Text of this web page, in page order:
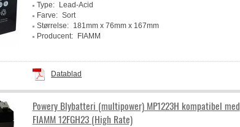
Type:
Lead-Acid
Farve: Sort
Størrelse:
181mm x 76mm x 167mm
Producent:
FIAMM
Datablad
Powery Blybatteri (multipower) MP1223H kompatibel med
FIAMM 12FGH23 (High Rate)